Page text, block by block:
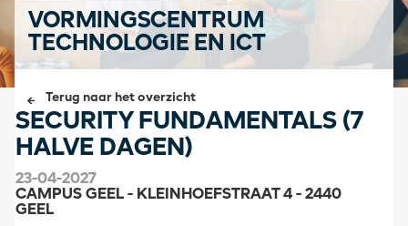
VORMINGSCENTRUM
TECHNOLOGIE EN ICT
Terug naar het overzicht
SECURITY FUNDAMENTALS (7
HALVE DAGEN)
23-04-2027
CAMPUS GEEL - KLEINHOEFSTRAAT 4 - 2440
GEEL